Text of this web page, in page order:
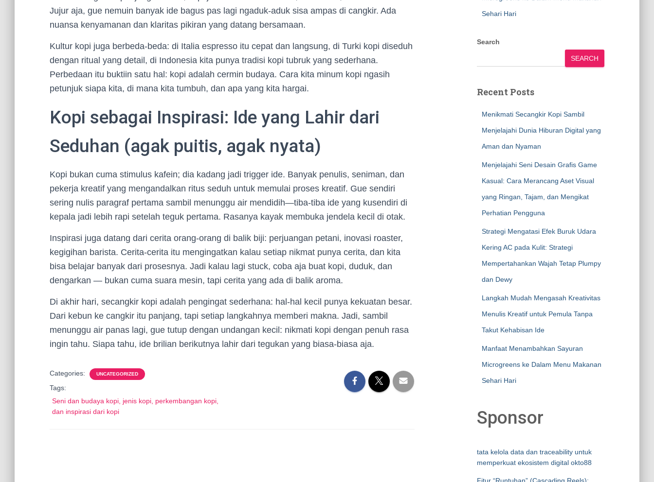
Jujur aja, gue nemuin banyak ide bagus pas lagi ngaduk-aduk sisa ampas di cangkir. Ada
nuansa kenyamanan dan klaritas pikiran yang datang bersamaan.
Kultur kopi juga berbeda-beda: di Italia espresso itu cepat dan langsung, di Turki kopi diseduh
dengan ritual yang detail, di Indonesia kita punya tradisi kopi tubruk yang sederhana.
Perbedaan itu buktiin satu hal: kopi adalah cermin budaya. Cara kita minum kopi ngasih
petunjuk siapa kita, di mana kita tumbuh, dan apa yang kita hargai.
Kopi sebagai Inspirasi: Ide yang Lahir dari
Seduhan (agak puitis, agak nyata)
Kopi bukan cuma stimulus kafein; dia kadang jadi trigger ide. Banyak penulis, seniman, dan
pekerja kreatif yang mengandalkan ritus seduh untuk memulai proses kreatif. Gue sendiri
sering nulis paragraf pertama sambil menunggu air mendidih—tiba-tiba ide yang kusendiri di
kepala jadi lebih rapi setelah teguk pertama. Rasanya kayak membuka jendela kecil di otak.
Inspirasi juga datang dari cerita orang-orang di balik biji: perjuangan petani, inovasi roaster,
kegigihan barista. Cerita-cerita itu mengingatkan kalau setiap nikmat punya cerita, dan kita
bisa belajar banyak dari prosesnya. Jadi kalau lagi stuck, coba aja buat kopi, duduk, dan
dengarkan — bukan cuma suara mesin, tapi cerita yang ada di balik aroma.
Di akhir hari, secangkir kopi adalah pengingat sederhana: hal-hal kecil punya kekuatan besar.
Dari kebun ke cangkir itu panjang, tapi setiap langkahnya memberi makna. Jadi, sambil
menunggu air panas lagi, gue tutup dengan undangan kecil: nikmati kopi dengan penuh rasa
ingin tahu. Siapa tahu, ide brilian berikutnya lahir dari tegukan yang biasa-biasa aja.
Categories: UNCATEGORIZED
Tags:
Seni dan budaya kopi, jenis kopi, perkembangan kopi,
dan inspirasi dari kopi
Sehari Hari
Search
SEARCH
Recent Posts
Menikmati Secangkir Kopi Sambil
Menjelajahi Dunia Hiburan Digital yang
Aman dan Nyaman
Menjelajahi Seni Desain Grafis Game
Kasual: Cara Merancang Aset Visual
yang Ringan, Tajam, dan Mengikat
Perhatian Pengguna
Strategi Mengatasi Efek Buruk Udara
Kering AC pada Kulit: Strategi
Mempertahankan Wajah Tetap Plumpy
dan Dewy
Langkah Mudah Mengasah Kreativitas
Menulis Kreatif untuk Pemula Tanpa
Takut Kehabisan Ide
Manfaat Menambahkan Sayuran
Microgreens ke Dalam Menu Makanan
Sehari Hari
Sponsor
tata kelola data dan traceability untuk
memperkuat ekosistem digital okto88